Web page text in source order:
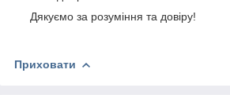
Дякуємо за розуміння та довіру!
Приховати